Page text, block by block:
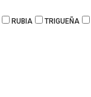
RUBIA TRIGUEÑA